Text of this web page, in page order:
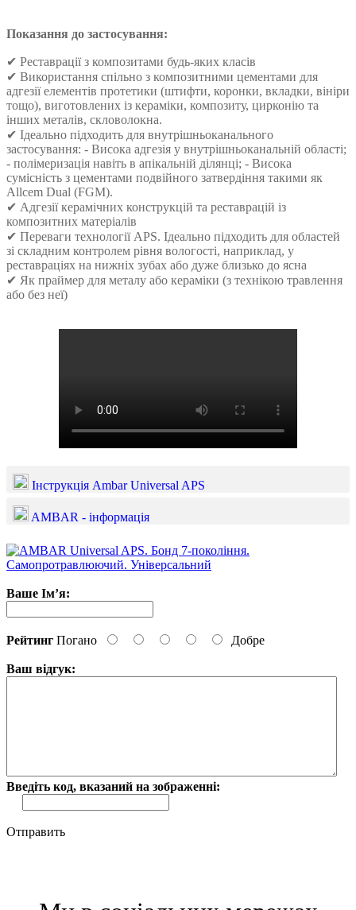
​Показання до застосування:
✔ Реставрації з композитами будь-яких класів
✔ Використання спільно з композитними цементами для
адгезії елементів протетики (штифти, коронки, вкладки, вініри
тощо), виготовлених із кераміки, композиту, цирконію та
інших металів, скловолокна.
✔ Ідеально підходить для внутрішньоканального
застосування: - Висока адгезія у внутрішньоканальній області;
- полімеризація навіть в апікальній ділянці; - Висока
сумісність з цементами подвійного затвердіння такими як
Allcem Dual (FGM).
✔ Адгезії керамічних конструкцій та реставрацій із
композитних матеріалів
✔ Переваги технології APS. Ідеально підходить для областей
зі складним контролем рівня вологості, наприклад, у
реставраціях на нижніх зубах або дуже близько до ясна
✔ Як праймер для металу або кераміки (з технікою травлення
або без неї)
Інструкція Ambar Universal APS
AMBAR - інформація
Ваше Ім’я:
Рейтинг Погано Добре
Ваш відгук:
Введіть код, вказаний на зображенні:
Отправить